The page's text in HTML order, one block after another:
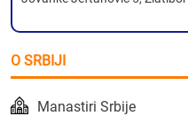
O SRBIJI
Manastiri Srbije